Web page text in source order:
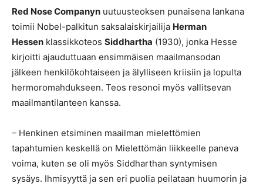
Red Nose Companyn uutuusteoksen punaisena lankana
toimii Nobel-palkitun saksalaiskirjailija Herman
Hessen klassikkoteos Siddhartha (1930), jonka Hesse
kirjoitti ajauduttuaan ensimmäisen maailmansodan
jälkeen henkilökohtaiseen ja älylliseen kriisiin ja lopulta
hermoromahdukseen. Teos resonoi myös vallitsevan
maailmantilanteen kanssa.
– Henkinen etsiminen maailman mielettömien
tapahtumien keskellä on Mielettömän liikkeelle paneva
voima, kuten se oli myös Siddharthan syntymisen
sysäys. Ihmisyyttä ja sen eri puolia peilataan huumorin ja